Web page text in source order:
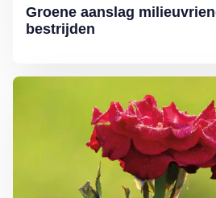
Groene aanslag
bestrijden
Lees meer over Klimplanten voor een